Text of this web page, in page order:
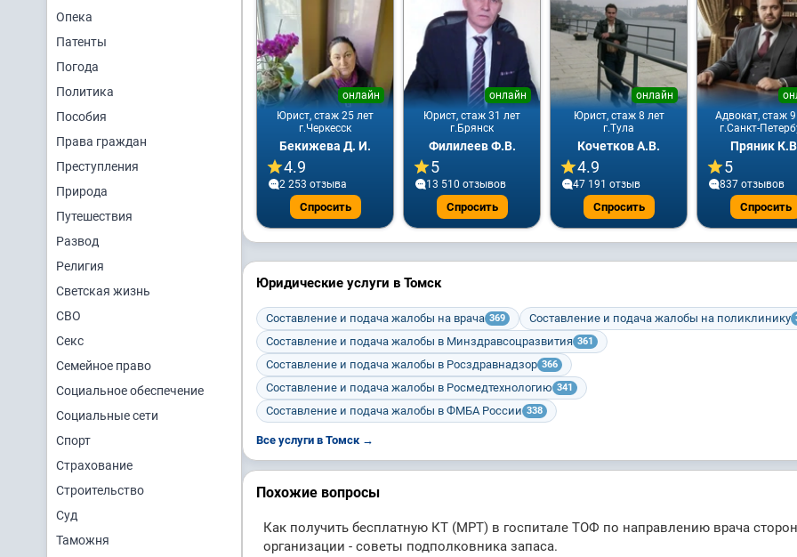
Опека
Патенты
Погода
Политика
Пособия
Права граждан
Преступления
Природа
Путешествия
Развод
Религия
Светская жизнь
СВО
Секс
Семейное право
Социальное обеспечение
Социальные сети
Спорт
Страхование
Строительство
Суд
Таможня
Юрист, стаж 25 лет
онлайн
г.Черкесск
Бекижева Д. И.
4.9
2 253 отзывa
Спросить
Юрист, стаж 31 лет
онлайн
г.Брянск
Филилеев Ф.В.
5
13 510 отзывов
Спросить
Юрист, стаж 8 лет
онлайн
г.Тула
Кочетков А.В.
4.9
47 191 отзыв
Спросить
Адвокат, стаж
г.Санкт-
Пряник
5
837 отзывов
Спросить
Юридические услуги в Томск
Составление и подача жалобы на врача 369 Составление и подача жалобы на поликлинику
Составление и подача жалобы в Минздравсоцразвития 361
Составление и подача жалобы в Росздравнадзор 366
Составление и подача жалобы в Росмедтехнологию 341
Составление и подача жалобы в ФМБА России 338
Все услуги в Томск →
Похожие вопросы
Как получить бесплатную КТ (МРТ) в госпитале ТОФ по направлению врача
организации - советы подполковника запаса.